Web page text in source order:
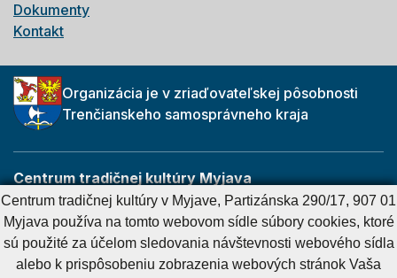
Dokumenty
Kontakt
Organizácia je v zriaďovateľskej pôsobnosti
Trenčianskeho samosprávneho kraja
Centrum tradičnej kultúry Myjava
Partizánska 290/17
907 01 Myjava
Cookies nastavenieCookies - viac informáciíVyhlásenie o prístupnosti
Centrum tradičnej kultúry v Myjave, Partizánska 290/17, 907 01
Myjava používa na tomto webovom sídle súbory cookies, ktoré
sú použité za účelom sledovania návštevnosti webového sídla
alebo k prispôsobeniu zobrazenia webových stránok Vaša